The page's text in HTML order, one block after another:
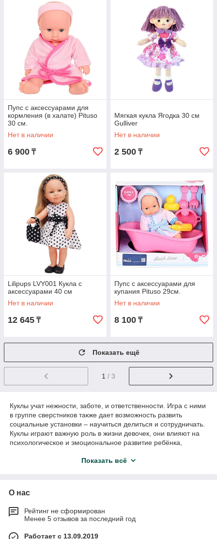
Пупс с аксессуарами для
кормления (в халате) Pituso
30 см.
Нет в наличии
6 900 ₸
Мягкая кукла Ягодка 30 см
Gulliver
Нет в наличии
2 500 ₸
Lilipups LVY001 Кукла с
аксессуарами 40 см
Нет в наличии
12 645 ₸
Пупс с аксессуарами для
купания Pituso 29см.
Нет в наличии
8 100 ₸
Показать ещё
1 / 3
Куклы учат нежности, заботе, и ответственности. Игра с ними
в группе сверстников также дает возможность развить
социальные установки – научиться делиться и сотрудничать.
Куклы играют важную роль в жизни девочек, они влияют на
психологическое и эмоциональное развитие ребёнка,
воображение и речевые навыки.
подходящие для возраста ребенка, уровня развития и
интересов.
Например:
Показать всё
О нас
Рейтинг не сформирован
Менее 5 отзывов за последний год
Работает с 13.09.2019